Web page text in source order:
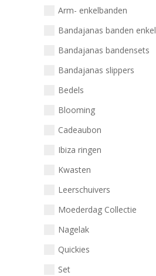
Arm- enkelbanden
Bandajanas banden enkel
Bandajanas bandensets
Bandajanas slippers
Bedels
Blooming
Cadeaubon
Ibiza ringen
Kwasten
Leerschuivers
Moederdag Collectie
Nagelak
Quickies
Set